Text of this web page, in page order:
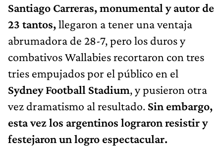
Santiago Carreras, monumental y autor de
23 tantos,llegaron a tener una ventaja
abrumadora de 28-7, pero los duros y
combativos Wallabies recortaron con tres
tries empujados por el público en el
Sydney Football Stadium, y pusieron otra
vez dramatismo al resultado. Sin embargo,
esta vez los argentinos lograron resistir y
festejaron un logro espectacular.